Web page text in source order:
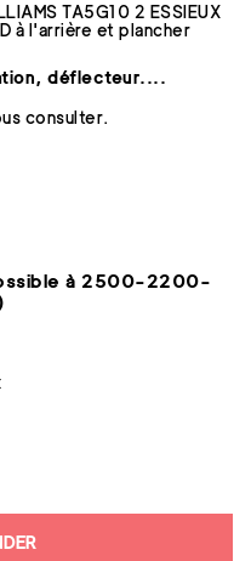
TA5G10 2 ESSIEUX
à l'arrière et plancher
déflecteur....
consulter.
à 2500-2200-